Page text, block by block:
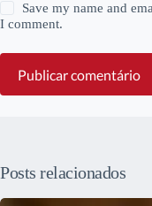
Save my name and
I comment.
Publicar comentário
Posts relacionados